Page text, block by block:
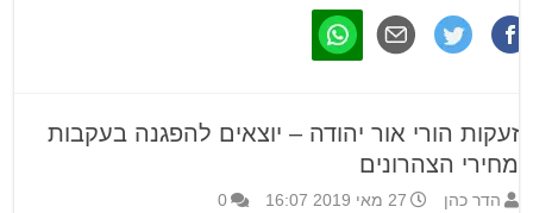
זעקות הורי אור יהודה – יוצאים להפגנה בעקבות
מחירי הצהרונים
הדר כהן 27 מאי 2019 16:07 0